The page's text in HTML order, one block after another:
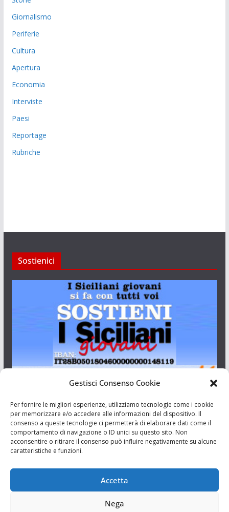
Gestisci Consenso Cookie
Per fornire le migliori esperienze, utilizziamo tecnologie come i cookie
per memorizzare e/o accedere alle informazioni del dispositivo. Il
consenso a queste tecnologie ci permetterà di elaborare dati come il
comportamento di navigazione o ID unici su questo sito. Non
acconsentire o ritirare il consenso può influire negativamente su alcune
caratteristiche e funzioni.
Accetta
Nega
Giornalismo
Periferie
Cultura
Apertura
Economia
Interviste
Paesi
Reportage
Rubriche
Sostienici
Aut. del tribunale di Catania n.23/2011 del 20/09/2011 Dir.
Resp. Riccardo Orioles.
Associazione Culturale I Siciliani Giovani
via Randazzo 27 Catania